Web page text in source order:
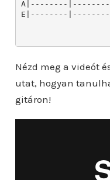
Nézd meg a videót
utat, hogyan
gitáron!